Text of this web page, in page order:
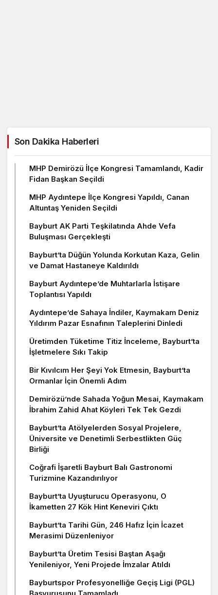
Son Dakika Haberleri
MHP Demirözü İlçe Kongresi Tamamlandı, Kadir
Fidan Başkan Seçildi
MHP Aydıntepe İlçe Kongresi Yapıldı, Canan
Altuntaş Yeniden Seçildi
Bayburt AK Parti Teşkilatında Ahde Vefa
Buluşması Gerçekleşti
Bayburt’ta Düğün Yolunda Korkutan Kaza, Gelin
ve Damat Hastaneye Kaldırıldı
Bayburt Aydıntepe’de Muhtarlarla İstişare
Toplantısı Yapıldı
Aydıntepe’de Sahaya İndiler, Kaymakam Deniz
Yıldırım Pazar Esnafının Taleplerini Dinledi
Üretimden Tüketime Titiz İnceleme, Bayburt’ta
İşletmelere Sıkı Takip
Bir Kıvılcım Her Şeyi Yok Etmesin, Bayburt’ta
Ormanlar İçin Önemli Adım
Demirözü’nde Sahada Yoğun Mesai, Kaymakam
İbrahim Zahid Ahat Köyleri Tek Tek Gezdi
Bayburt’ta Atölyelerden Sosyal Projelere,
Üniversite ve Denetimli Serbestlikten Güç
Birliği
Coğrafi İşaretli Bayburt Balı Gastronomi
Turizmine Kazandırılıyor
Bayburt’ta Uyuşturucu Operasyonu, O
İkametten 27 Kök Hint Keneviri Çıktı
Bayburt’ta Tarihi Gün, 246 Hafız İçin İcazet
Merasimi Düzenleniyor
Bayburt’ta Üretim Tesisi Baştan Aşağı
Yenileniyor, Yeni Projede İmzalar Atıldı
Bayburtspor Profesyonelliğe Geçiş Ligi (PGL)